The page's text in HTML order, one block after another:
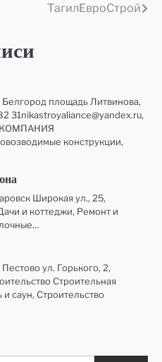
ТагилЕвроСтрой
площадь Литвинова,
31nikastroyaliance@yandex.ru,
КОМПАНИЯ
конструкции,
Широкая ул., 25,
и коттеджи, Ремонт и
ул. Горького, 2,
Строительная
саун, Строительство